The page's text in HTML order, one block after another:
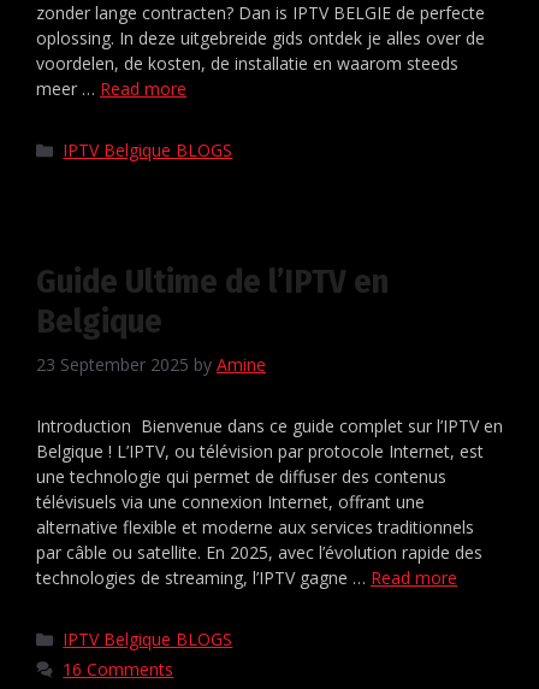
zonder lange contracten? Dan is IPTV BELGIE de perfecte
oplossing. In deze uitgebreide gids ontdek je alles over de
voordelen, de kosten, de installatie en waarom steeds
meer … Read more
IPTV Belgique BLOGS
Guide Ultime de l’IPTV en
Belgique
23 September 2025 by Amine
Introduction Bienvenue dans ce guide complet sur l’IPTV en
Belgique ! L’IPTV, ou télévision par protocole Internet, est
une technologie qui permet de diffuser des contenus
télévisuels via une connexion Internet, offrant une
alternative flexible et moderne aux services traditionnels
par câble ou satellite. En 2025, avec l’évolution rapide des
technologies de streaming, l’IPTV gagne … Read more
IPTV Belgique BLOGS
16 Comments